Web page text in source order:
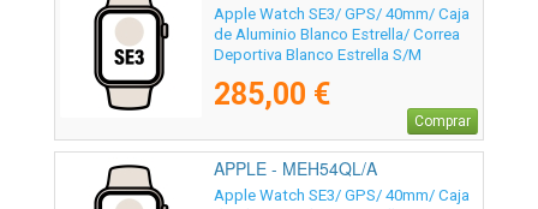
Apple Watch SE3/ GPS/ 40mm/ Caja
de Aluminio Blanco Estrella/ Correa
Deportiva Blanco Estrella S/M
285,00 €
Comprar
APPLE - MEH54QL/A
Apple Watch SE3/ GPS/ 40mm/ Caja